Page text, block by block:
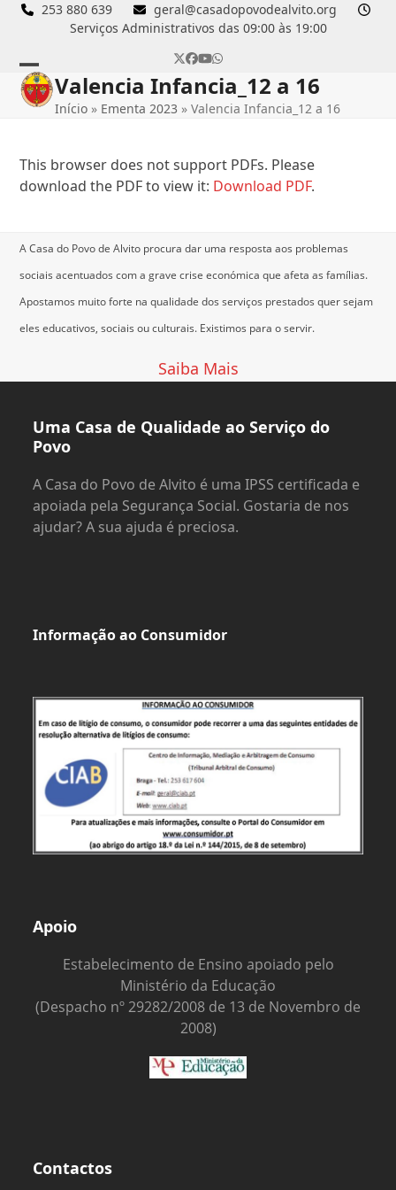
Skip
253 880 639
geral@casadopovodealvito.org
Serviços Administrativos das 09:00 às 19:00
Twitter
Facebook
YouTube
Whatsapp
Open
mobile
Close
mobile
Valencia Infancia_12 a 16
Início » Ementa 2023 »Valencia Infancia_12 a 16
This browser does not support PDFs. Please
download the PDF to view it: Download PDF.
A Casa do Povo de Alvito procura dar uma resposta aos problemas
sociais acentuados com a grave crise económica que afeta as famílias.
Apostamos muito forte na qualidade dos serviços prestados quer sejam
eles educativos, sociais ou culturais. Existimos para o servir.
Saiba Mais
Uma Casa de Qualidade ao Serviço do
Povo
A Casa do Povo de Alvito é uma IPSS certificada e
apoiada pela Segurança Social. Gostaria de nos
ajudar? A sua ajuda é preciosa.
Informação ao Consumidor
Apoio
Estabelecimento de Ensino apoiado pelo
Ministério da Educação
(Despacho nº 29282/2008 de 13 de Novembro de
2008)
Contactos